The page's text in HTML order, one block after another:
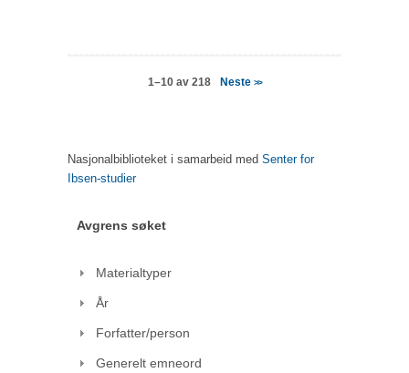
1–10 av 218 Neste >>
Nasjonalbiblioteket i samarbeid med Senter for
Ibsen-studier
Avgrens søket
Materialtyper
År
Forfatter/person
Generelt emneord